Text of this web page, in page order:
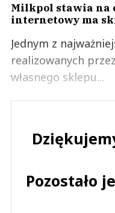
Milkpol stawia na
internetowy ma
Jednym z
realizowanych przez
własnego sklepu...
Pozostało